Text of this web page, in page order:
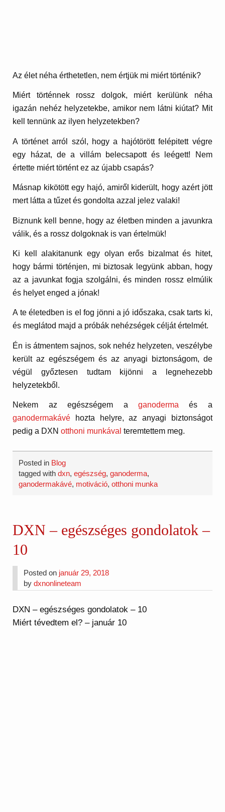
Az élet néha érthetetlen, nem értjük mi miért történik?
Miért történnek rossz dolgok, miért kerülünk néha
igazán nehéz helyzetekbe, amikor nem látni kiútat? Mit
kell tennünk az ilyen helyzetekben?
A történet arról szól, hogy a hajótörött felépitett végre
egy házat, de a villám belecsapott és leégett! Nem
értette miért történt ez az újabb csapás?
Másnap kikötött egy hajó, amiről kiderült, hogy azért jött
mert látta a tűzet és gondolta azzal jelez valaki!
Biznunk kell benne, hogy az életben minden a javunkra
válik, és a rossz dolgoknak is van értelmük!
Ki kell alakitanunk egy olyan erős bizalmat és hitet,
hogy bármi történjen, mi biztosak legyünk abban, hogy
az a javunkat fogja szolgálni, és minden rossz elmúlik
és helyet enged a jónak!
A te életedben is el fog jönni a jó időszaka, csak tarts ki,
és meglátod majd a próbák nehézségek célját értelmét.
Én is átmentem sajnos, sok nehéz helyzeten, veszélybe
került az egészségem és az anyagi biztonságom, de
végül győztesen tudtam kijönni a legnehezebb
helyzetekből.
Nekem az egészségem a ganoderma és a
ganodermakávé hozta helyre, az anyagi biztonságot
pedig a DXNotthoni munkával teremtettem meg.
Posted in Blog
tagged withdxn,egészség,ganoderma,
ganodermakávé, motiváció,otthoni munka
DXN – egészséges gondolatok –
10
Posted on január 29, 2018
bydxnonlineteam
DXN – egészséges gondolatok – 10
Miért tévedtem el? – január 10